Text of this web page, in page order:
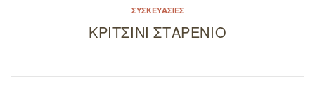
ΣΥΣΚΕΥΑΣΊΕΣ
ΚΡΙΤΣΙΝΙ ΣΤΑΡΕΝΙΟ